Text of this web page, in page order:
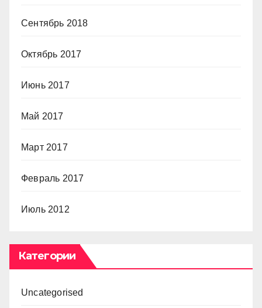
Сентябрь 2018
Октябрь 2017
Июнь 2017
Май 2017
Март 2017
Февраль 2017
Июль 2012
Категории
Uncategorised